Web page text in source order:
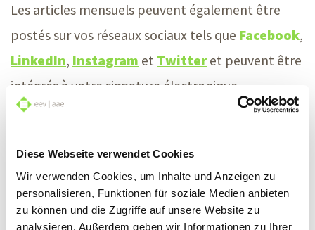
Diese Webseite verwendet Cookies
Wir verwenden Cookies, um Inhalte und Anzeigen zu
personalisieren, Funktionen für soziale Medien anbieten
zu können und die Zugriffe auf unsere Website zu
analysieren. Außerdem geben wir Informationen zu Ihrer
Les articles mensuels peuvent également être
postés sur vos réseaux sociaux tels que Facebook,
LinkedIn, Instagram et Twitter et peuvent être
intégrés à votre signature électronique.
Contenu et thèmes
Installation
Réseaux / technique de communication